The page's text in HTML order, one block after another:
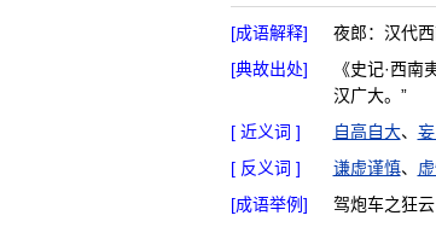
[成语解释]
夜郎：汉代
[典故出处]
《史记·西
汉广大。”
[ 近义词 ]
自高自大、
[ 反义词 ]
谦虚谨慎、
[成语举例]
驾炮车之狂